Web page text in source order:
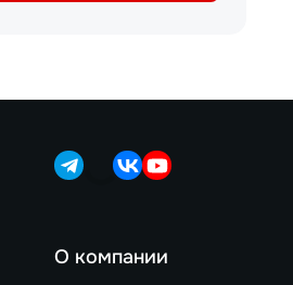
О компании